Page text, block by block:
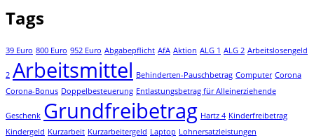
Tags
39 Euro 800 Euro 952 Euro Abgabepflicht AfA Aktion ALG 1 ALG 2 Arbeitslosengeld
2 Arbeitsmittel Behinderten-Pauschbetrag Computer Corona
Corona-Bonus Doppelbesteuerung Entlastungsbetrag für Alleinerziehende
Geschenk Grundfreibetrag Hartz 4 Kinderfreibetrag
Kindergeld Kurzarbeit Kurzarbeitergeld Laptop Lohnersatzleistungen